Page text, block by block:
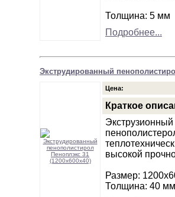
Толщина: 5 мм
Подробнее...
Экструдированный
Цена:
Краткое
высокой
Размер:
Толщина: 40 мм